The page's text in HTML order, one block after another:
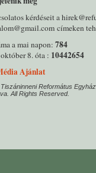
kérdéseit a
címeken
a mai napon: 784
8. óta : 10442654
Ajánlat
Református
All Rights Reserved.